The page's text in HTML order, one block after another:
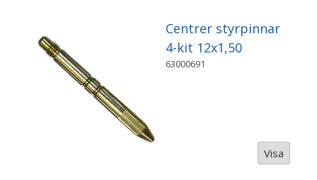
Centrer styrpinnar
4-kit 12x1,50
63000691
Visa